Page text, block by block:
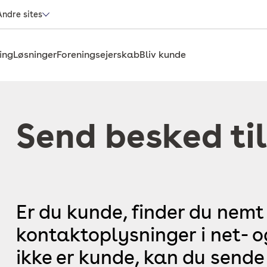
sites
LøsningerForeningsejerskabBliv kunde
Send besked
Er du kunde, finder du
kontaktoplysninger i net-
ikke er kunde, kan du